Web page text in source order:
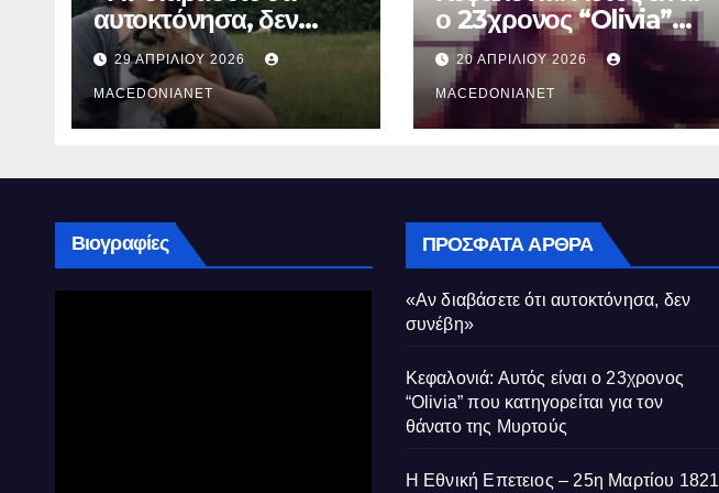
αυτοκτόνησα, δεν
συνέβη»
29 ΑΠΡΙΛΊΟΥ 2026
MACEDONIANET
ο 23χρονος “Olivia”
που κατηγορείται για
τον θάνατο της
Μυρτούς
20 ΑΠΡΙΛΊΟΥ 2026
MACEDONIANET
Βιογραφίες ΠΡΌΣΦΑΤΑ ΆΡΘΡΑ
«Αν διαβάσετε ότι αυτοκτόνησα, δεν
συνέβη»
Κεφαλονιά: Αυτός είναι ο 23χρονος
“Olivia” που κατηγορείται για τον
θάνατο της Μυρτούς
Η Εθνική Επετειος – 25η Μαρτίου 1821